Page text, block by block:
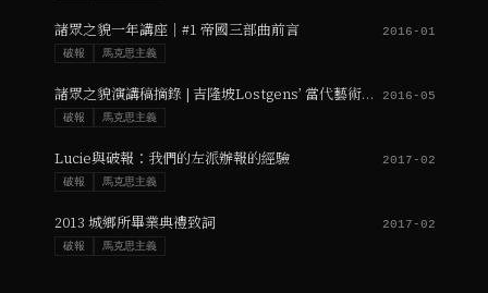
諸眾之貌一年講座｜#1 帝國三部曲前言 2016-01
破報 馬克思主義
諸眾之貌演講稿摘錄 | 吉隆坡Lostgens’ 當代藝術空間 2016-05
破報 馬克思主義
Lucie與破報：我們的左派辦報的經驗 2017-02
破報 馬克思主義
2013 城鄉所畢業典禮致詞 2017-02
破報 馬克思主義